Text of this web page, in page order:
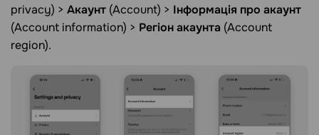
privacy) > Акаунт (Account) > Інформація про акаунт
(Account information) > Регіон акаунта (Account
region).